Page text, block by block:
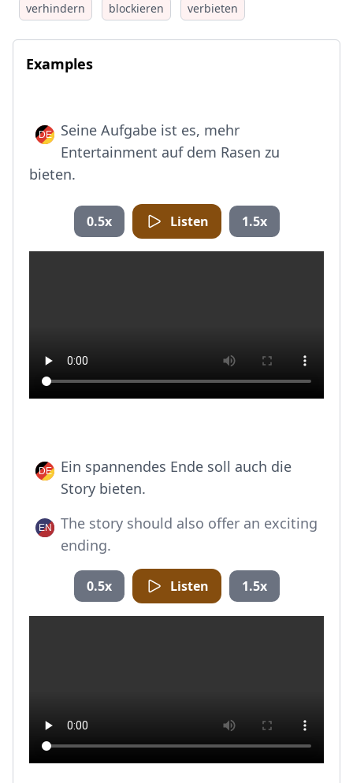
verhindern blockieren verbieten
Examples
Seine Aufgabe ist es, mehr
Entertainment auf dem Rasen zu
bieten.
0.5x Listen 1.5x
Ein spannendes Ende soll auch die
Story bieten.
The story should also offer an exciting
ending.
0.5x Listen 1.5x